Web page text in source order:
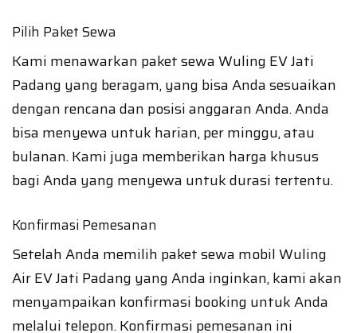
Pilih Paket Sewa
Kami menawarkan paket sewa Wuling EV Jati
Padang yang beragam, yang bisa Anda sesuaikan
dengan rencana dan posisi anggaran Anda. Anda
bisa menyewa untuk harian, per minggu, atau
bulanan. Kami juga memberikan harga khusus
bagi Anda yang menyewa untuk durasi tertentu.
Konfirmasi Pemesanan
Setelah Anda memilih paket sewa mobil Wuling
Air EV Jati Padang yang Anda inginkan, kami akan
menyampaikan konfirmasi booking untuk Anda
melalui telepon. Konfirmasi pemesanan ini